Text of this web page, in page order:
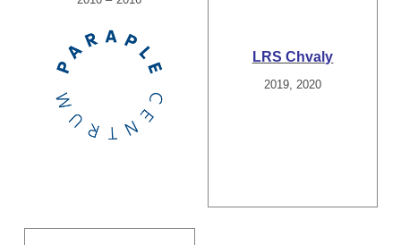
LRS Chvaly
2019, 2020